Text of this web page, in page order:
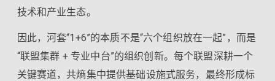
技术和产业生态。
因此，河套“1+6”的本质不是“六个组织放在一起”，而是
“联盟集群 + 专业中台”的组织创新。每个联盟深耕一个
关键赛道，共熵集中提供基础设施式服务，最终形成标